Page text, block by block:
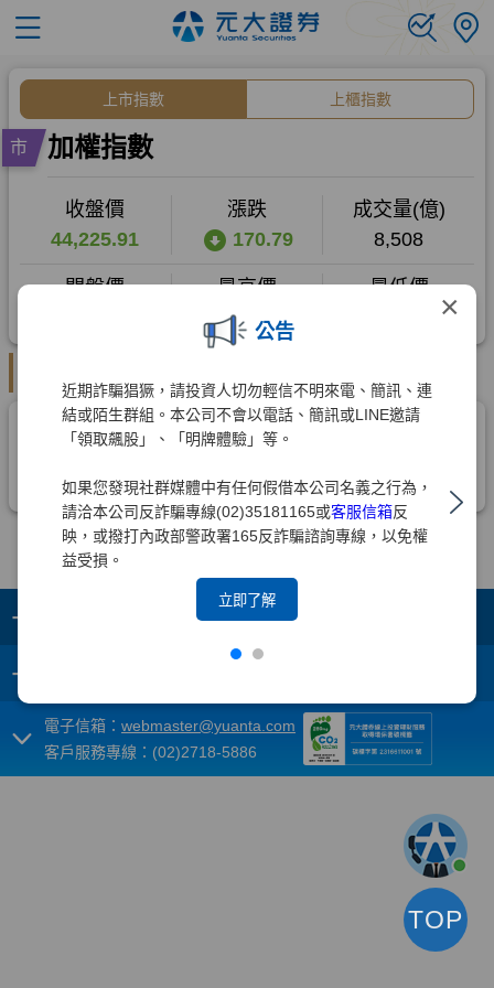
×
公告
近期詐騙猖獗，請投資人切勿輕信不明來電、簡訊、連
結或陌生群組。本公司不會以電話、簡訊或LINE邀請
「領取飆股」、「明牌體驗」等。
如果您發現社群媒體中有任何假借本公司名義之行為，
請洽本公司反詐騙專線(02)35181165或客服信箱反
映，或撥打內政部警政署165反詐騙諮詢專線，以免權
益受損。
立即了解
+
+
電子信箱： webmaster@yuanta.com
客戶服務專線：(02)2718-5886
TOP